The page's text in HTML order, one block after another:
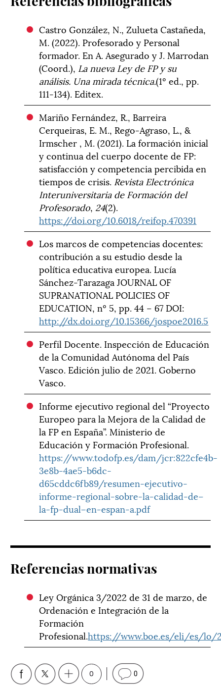
Castro González, N., Zulueta Castañeda,
M. (2022). Profesorado y Personal
formador. En A. Asegurado y J. Marrodan
(Coord.), La nueva Ley de FP y su
análisis. Una mirada técnica.(1º ed., pp.
111-134). Editex.
Mariño Fernández, R., Barreira
Cerqueiras, E. M., Rego-Agraso, L., &
Irmscher , M. (2021). La formación inicial
y continua del cuerpo docente de FP:
satisfacción y competencia percibida en
tiempos de crisis. Revista Electrónica
Interuniversitaria de Formación del
Profesorado, 24(2).
https://doi.org/10.6018/reifop.470391
Los marcos de competencias docentes:
contribución a su estudio desde la
política educativa europea. Lucía
Sánchez-Tarazaga JOURNAL OF
SUPRANATIONAL POLICIES OF
EDUCATION, nº 5, pp. 44 – 67 DOI:
http://dx.doi.org/10.15366/jospoe2016.5
Perfil Docente. Inspección de Educación
de la Comunidad Autónoma del País
Vasco. Edición julio de 2021. Goberno
Vasco.
Informe ejecutivo regional del “Proyecto
Europeo para la Mejora de la Calidad de
la FP en España”. Ministerio de
Educación y Formación Profesional.
https://www.todofp.es/dam/jcr:822cfe4b-
3e8b-4ae5-b6dc-
d65cddc6fb89/resumen-ejecutivo-
informe-regional-sobre-la-calidad-de–
la-fp-dual–en-espan-a.pdf
Referencias normativas
Ley Orgánica 3/2022 de 31 de marzo, de
Ordenación e Integración de la
Formación
Profesional.https://www.boe.es/eli/es/
0 0